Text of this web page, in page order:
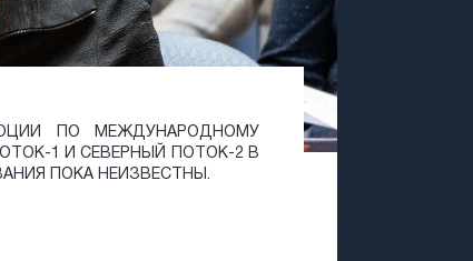
ПО МЕЖДУНАРОДНОМУ
1 И СЕВЕРНЫЙ ПОТОК-2 В
ПОКА НЕИЗВЕСТНЫ.